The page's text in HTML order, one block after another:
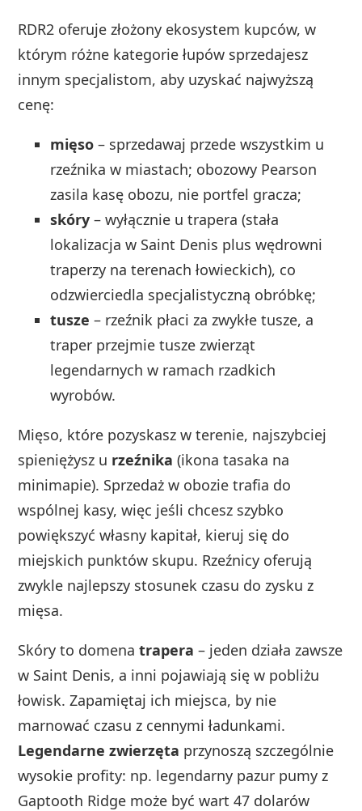
RDR2 oferuje złożony ekosystem kupców, w
którym różne kategorie łupów sprzedajesz
innym specjalistom, aby uzyskać najwyższą
cenę:
mięso – sprzedawaj przede wszystkim u
rzeźnika w miastach; obozowy Pearson
zasila kasę obozu, nie portfel gracza;
skóry – wyłącznie u trapera (stała
lokalizacja w Saint Denis plus wędrowni
traperzy na terenach łowieckich), co
odzwierciedla specjalistyczną obróbkę;
tusze – rzeźnik płaci za zwykłe tusze, a
traper przejmie tusze zwierząt
legendarnych w ramach rzadkich
wyrobów.
Mięso, które pozyskasz w terenie, najszybciej
spieniężysz u rzeźnika (ikona tasaka na
minimapie). Sprzedaż w obozie trafia do
wspólnej kasy, więc jeśli chcesz szybko
powiększyć własny kapitał, kieruj się do
miejskich punktów skupu. Rzeźnicy oferują
zwykle najlepszy stosunek czasu do zysku z
mięsa.
Skóry to domenatrapera – jeden działa zawsze
w Saint Denis, a inni pojawiają się w pobliżu
łowisk. Zapamiętaj ich miejsca, by nie
marnować czasu z cennymi ładunkami.
Legendarne zwierzęta przynoszą szczególnie
wysokie profity: np. legendarny pazur pumy z
Gaptooth Ridge może być wart 47 dolarów